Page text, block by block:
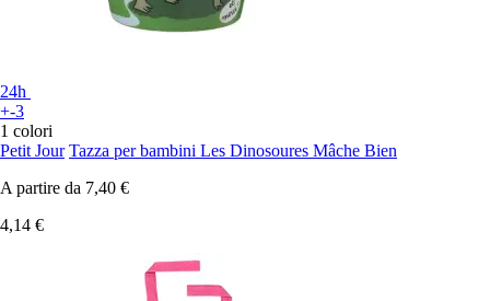
24h
+-3
1 colori
Petit Jour Tazza per bambini Les Dinosoures Mâche Bien
A partire da 7,40 €
4,14 €